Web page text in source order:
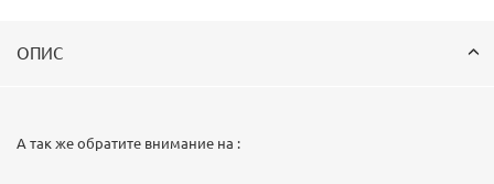
ОПИС
А так же обратите внимание на :